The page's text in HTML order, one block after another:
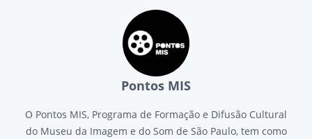
Pontos MIS
O Pontos MIS, Programa de Formação e Difusão Cultural
do Museu da Imagem e do Som de São Paulo, tem como